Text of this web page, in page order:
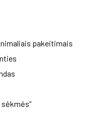
pakeitimais
sėkmės”